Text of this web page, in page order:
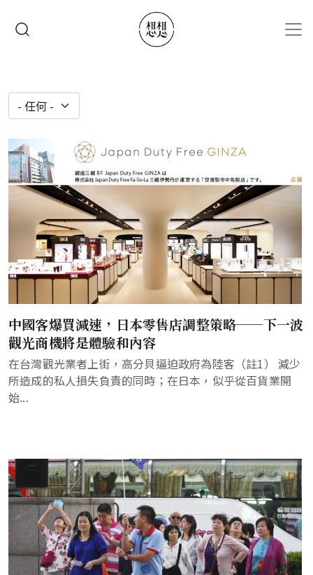
中國客爆買減速，日本零售店調整策略──下一波
觀光商機將是體驗和內容
在台灣觀光業者上街，高分貝逼迫政府為陸客（註1） 減少
所造成的私人損失負責的同時；在日本，似乎從百貨業開
始...